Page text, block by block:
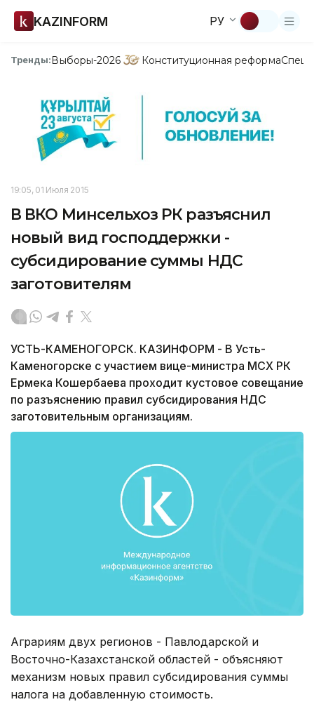
KAZINFORM РУ
Тренды:Выборы-2026 Конституционная реформа
19:05, 01 Июля 2015
В ВКО Минсельхоз РК разъяснил
новый вид господдержки -
субсидирование суммы НДС
заготовителям
УСТЬ-КАМЕНОГОРСК. КАЗИНФОРМ - В Усть-
Каменогорске с участием вице-министра МСХ РК
Ермека Кошербаева проходит кустовое совещание
по разъяснению правил субсидирования НДС
заготовительным организациям.
Аграриям двух регионов - Павлодарской и
Восточно-Казахстанской областей - объясняют
механизм новых правил субсидирования суммы
налога на добавленную стоимость.